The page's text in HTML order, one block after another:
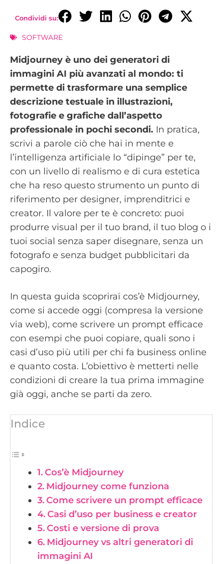
Condividi su:
SOFTWARE
Midjourney è uno dei generatori di
immagini AI più avanzati al mondo: ti
permette di trasformare una semplice
descrizione testuale in illustrazioni,
fotografie e grafiche dall’aspetto
professionale in pochi secondi. In pratica,
scrivi a parole ciò che hai in mente e
l’intelligenza artificiale lo “dipinge” per te,
con un livello di realismo e di cura estetica
che ha reso questo strumento un punto di
riferimento per designer, imprenditrici e
creator. Il valore per te è concreto: puoi
produrre visual per il tuo brand, il tuo blog o i
tuoi social senza saper disegnare, senza un
fotografo e senza budget pubblicitari da
capogiro.
In questa guida scoprirai cos’è Midjourney,
come si accede oggi (compresa la versione
via web), come scrivere un prompt efficace
con esempi che puoi copiare, quali sono i
casi d’uso più utili per chi fa business online
e quanto costa. L’obiettivo è metterti nelle
condizioni di creare la tua prima immagine
già oggi, anche se parti da zero.
Indice
Cos’è Midjourney
Midjourney come funziona
Come scrivere un prompt efficace
Casi d’uso per business e creator
Costi e versione di prova
Midjourney vs altri generatori di
immagini AI